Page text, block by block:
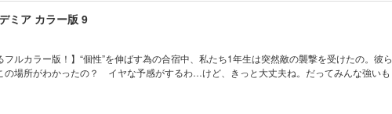
ミア カラー版 9
ルカラー版！】“個性”を伸ばす為の合宿中、私たち1年生は突然敵の襲撃を受けたの。彼ら
場所がわかったの？ イヤな予感がするわ…けど、きっと大丈夫ね。だってみんな強いも